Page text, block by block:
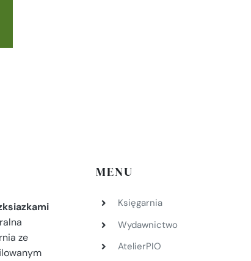
ze
MENU
Księgarnia
Wydawnictwo
AtelierPIO